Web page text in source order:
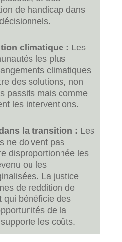
de handicap dans
climatique : Les
les plus
climatiques
des solutions, non
passifs mais comme
les interventions.
la transition : Les
ne doivent pas
disproportionnée les
ou les
La justice
de reddition de
qui bénéficie des
de la
les coûts.